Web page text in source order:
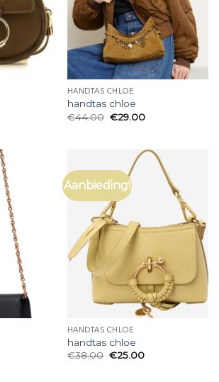
HANDTAS CHLOE
handtas chloe
€44.00 €29.00
Aanbieding!
HANDTAS CHLOE
handtas chloe
€38.00 €25.00